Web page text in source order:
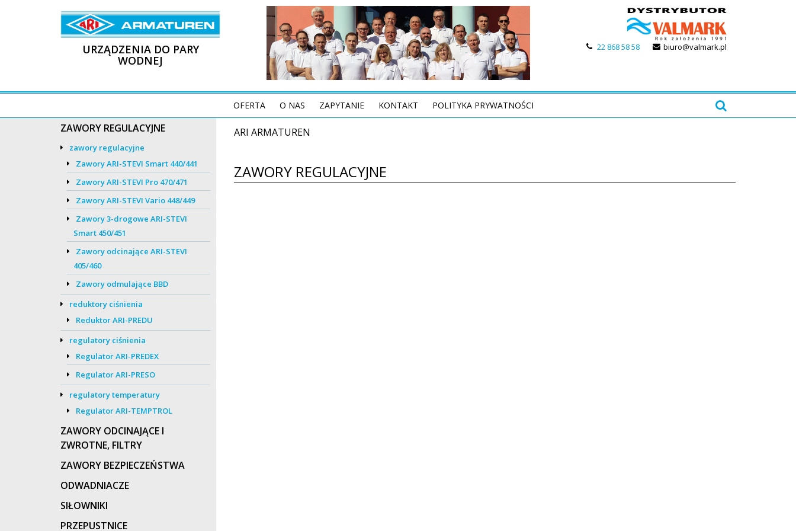
URZĄDZENIA DO PARY
WODNEJ
biuro@valmark.pl
22 868 58 58
OFERTA O NAS ZAPYTANIE KONTAKT POLITYKA PRYWATNOŚCI
ZAWORY REGULACYJNE
zawory regulacyjne
Zawory ARI-STEVI Smart 440/441
Zawory ARI-STEVI Pro 470/471
Zawory ARI-STEVI Vario 448/449
Zawory 3-drogowe ARI-STEVI
Smart 450/451
Zawory odcinające ARI-STEVI
405/460
Zawory odmulające BBD
reduktory ciśnienia
Reduktor ARI-PREDU
regulatory ciśnienia
Regulator ARI-PREDEX
Regulator ARI-PRESO
regulatory temperatury
Regulator ARI-TEMPTROL
ZAWORY ODCINAJĄCE I
ZWROTNE, FILTRY
ZAWORY BEZPIECZEŃSTWA
ODWADNIACZE
SIŁOWNIKI
PRZEPUSTNICE
ARI ARMATUREN
ZAWORY REGULACYJNE